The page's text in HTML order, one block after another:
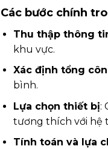
Các bước chính
Thu thập thông
khu vực.
Xác định tổng
bình.
Lựa chọn thiết bị:
tương thích với hệ
Tính toán và lựa